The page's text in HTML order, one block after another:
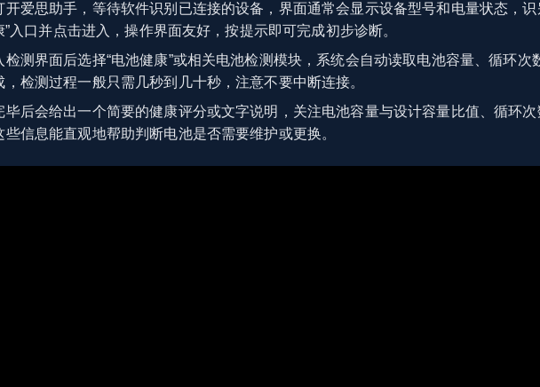
开爱思助手，等待软件识别已连接的设备，界面通常会显示设备型号和电量状态，识
”入口并点击进入，操作界面友好，按提示即可完成初步诊断。
检测界面后选择“电池健康”或相关电池检测模块，系统会自动读取电池容量、循环次
检测过程一般只需几秒到几十秒，注意不要中断连接。
毕后会给出一个简要的健康评分或文字说明，关注电池容量与设计容量比值、循环次
信息能直观地帮助判断电池是否需要维护或更换。